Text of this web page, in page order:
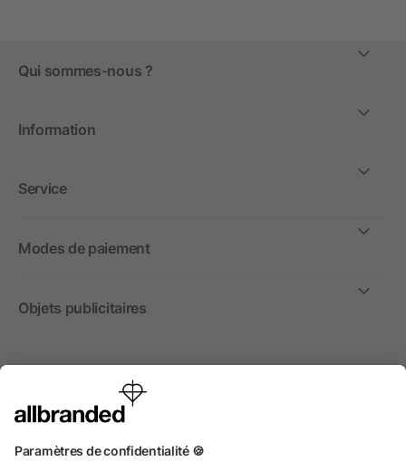
Qui sommes-nous ?
Information
Service
Modes de paiement
Objets publicitaires
International